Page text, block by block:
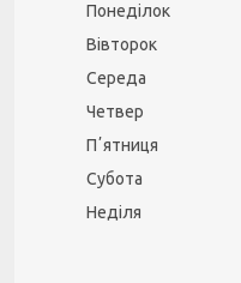
Понеділок
Вівторок
Середа
Четвер
Пʼятниця
Субота
Неділя